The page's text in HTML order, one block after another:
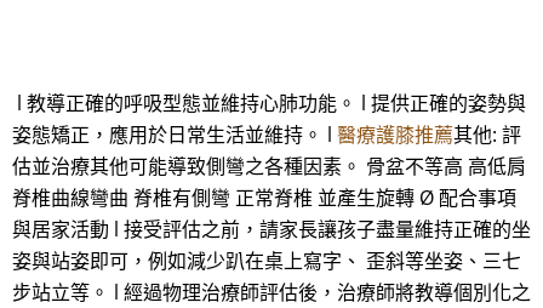
l 教導正確的呼吸型態並維持心肺功能。 l 提供正確的姿勢與
姿態矯正，應用於日常生活並維持。 l 醫療護膝推薦其他: 評
估並治療其他可能導致側彎之各種因素。 骨盆不等高 高低肩
脊椎曲線彎曲 脊椎有側彎 正常脊椎 並產生旋轉 Ø 配合事項
與居家活動 l 接受評估之前，請家長讓孩子盡量維持正確的坐
姿與站姿即可，例如減少趴在桌上寫字、 歪斜等坐姿、三七
步站立等。 l 經過物理治療師評估後，治療師將教導個別化之